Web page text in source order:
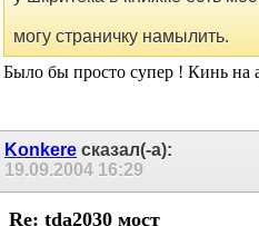
Сообщение отditter
у шкритека в книжке есть
могу страничку намылить.
Konkereсказал(-а):
19.09.200416:29